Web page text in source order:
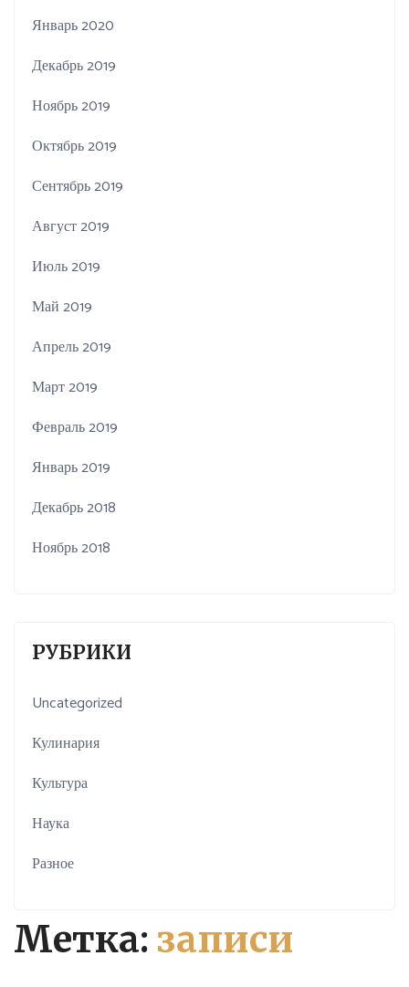
Метка: записи
Январь 2020
Декабрь 2019
Ноябрь 2019
Октябрь 2019
Сентябрь 2019
Август 2019
Июль 2019
Май 2019
Апрель 2019
Март 2019
Февраль 2019
Январь 2019
Декабрь 2018
Ноябрь 2018
РУБРИКИ
Uncategorized
Кулинария
Культура
Наука
Разное